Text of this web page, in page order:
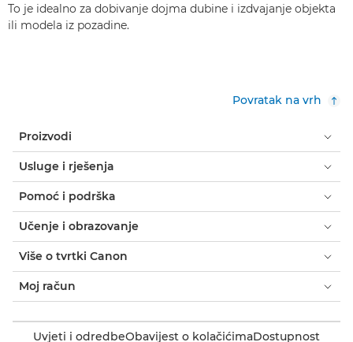
To je idealno za dobivanje dojma dubine i izdvajanje objekta
ili modela iz pozadine.
Povratak na vrh
Proizvodi
Usluge i rješenja
Pomoć i podrška
Učenje i obrazovanje
Više o tvrtki Canon
Moj račun
Uvjeti i odredbeObavijest o kolačićimaDostupnost